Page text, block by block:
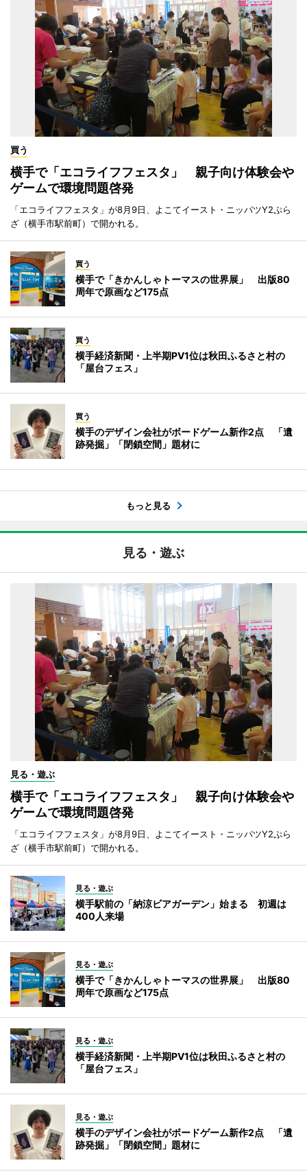
買う
横手で「エコライフフェスタ」 親子向け体験会や
ゲームで環境問題啓発
「エコライフフェスタ」が8月9日、よこてイースト・ニッパツY2ぷら
ざ（横手市駅前町）で開かれる。
買う
横手で「きかんしゃトーマスの世界展」 出版80
周年で原画など175点
買う
横手経済新聞・上半期PV1位は秋田ふるさと村の
「屋台フェス」
買う
横手のデザイン会社がボードゲーム新作2点 「遺
跡発掘」「閉鎖空間」題材に
もっと見る
見る・遊ぶ
見る・遊ぶ
横手で「エコライフフェスタ」 親子向け体験会や
ゲームで環境問題啓発
「エコライフフェスタ」が8月9日、よこてイースト・ニッパツY2ぷら
ざ（横手市駅前町）で開かれる。
見る・遊ぶ
横手駅前の「納涼ビアガーデン」始まる 初週は
400人来場
見る・遊ぶ
横手で「きかんしゃトーマスの世界展」 出版80
周年で原画など175点
見る・遊ぶ
横手経済新聞・上半期PV1位は秋田ふるさと村の
「屋台フェス」
見る・遊ぶ
横手のデザイン会社がボードゲーム新作2点 「遺
跡発掘」「閉鎖空間」題材に